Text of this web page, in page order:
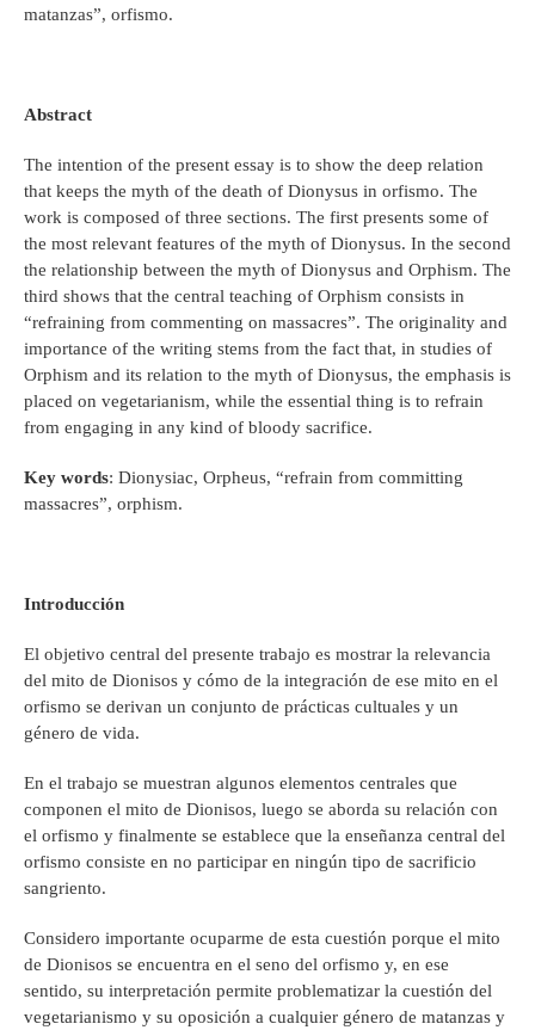
matanzas”, orfismo.
Abstract
The intention of the present essay is to show the deep relation
that keeps the myth of the death of Dionysus in orfismo. The
work is composed of three sections. The first presents some of
the most relevant features of the myth of Dionysus. In the second
the relationship between the myth of Dionysus and Orphism. The
third shows that the central teaching of Orphism consists in
“refraining from commenting on massacres”. The originality and
importance of the writing stems from the fact that, in studies of
Orphism and its relation to the myth of Dionysus, the emphasis is
placed on vegetarianism, while the essential thing is to refrain
from engaging in any kind of bloody sacrifice.
Key words: Dionysiac, Orpheus, “refrain from committing
massacres”, orphism.
Introducción
El objetivo central del presente trabajo es mostrar la relevancia
del mito de Dionisos y cómo de la integración de ese mito en el
orfismo se derivan un conjunto de prácticas cultuales y un
género de vida.
En el trabajo se muestran algunos elementos centrales que
componen el mito de Dionisos, luego se aborda su relación con
el orfismo y finalmente se establece que la enseñanza central del
orfismo consiste en no participar en ningún tipo de sacrificio
sangriento.
Considero importante ocuparme de esta cuestión porque el mito
de Dionisos se encuentra en el seno del orfismo y, en ese
sentido, su interpretación permite problematizar la cuestión del
vegetarianismo y su oposición a cualquier género de matanzas y